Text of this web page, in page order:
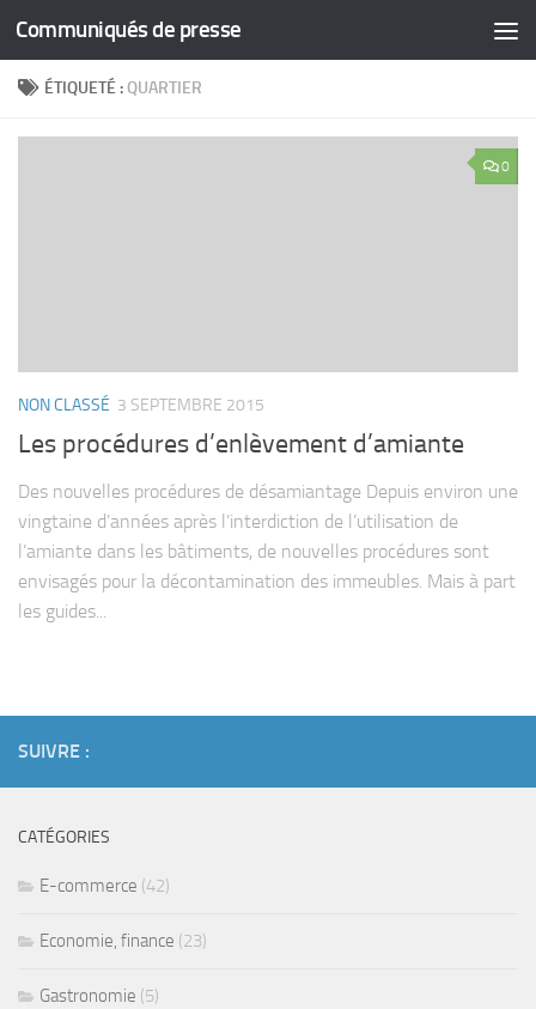
Skip to content
Communiqués de presse
ÉTIQUETÉ :QUARTIER
0
NON CLASSÉ 3 SEPTEMBRE 2015
Les procédures d’enlèvement d’amiante
Des nouvelles procédures de désamiantage Depuis environ une
vingtaine d’années après l’interdiction de l’utilisation de
l’amiante dans les bâtiments, de nouvelles procédures sont
envisagés pour la décontamination des immeubles. Mais à part
les guides...
SUIVRE :
CATÉGORIES
E-commerce (42)
Economie, finance (23)
Gastronomie (5)